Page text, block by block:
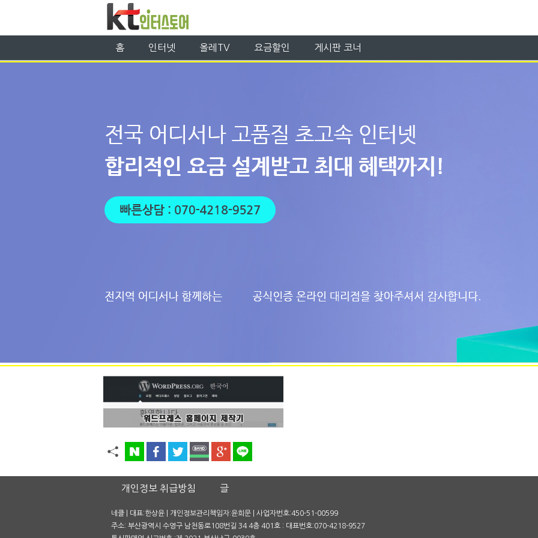
홈 인터넷 올레TV 요금할인 게시판 코너
개인정보 취급방침 글
네클 | 대표:한상윤 | 개인정보관리책임자:윤희문 | 사업자번호:450-51-00599
주소: 부산광역시 수영구 남천동로108번길 34 4층 401호 : 대표번호:070-4218-9527